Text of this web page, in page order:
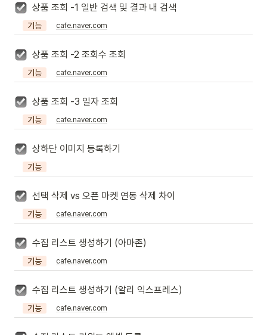
상품 조회 -1 일반 검색 및 결과 내 검색
기능 cafe.naver.com
상품 조회 -2 조회수 조회
기능 cafe.naver.com
상품 조회 -3 일자 조회
기능 cafe.naver.com
상하단 이미지 등록하기
기능
선택 삭제 vs 오픈 마켓 연동 삭제 차이
기능 cafe.naver.com
수집 리스트 생성하기 (아마존)
기능 cafe.naver.com
수집 리스트 생성하기 (알리 익스프레스)
기능 cafe.naver.com